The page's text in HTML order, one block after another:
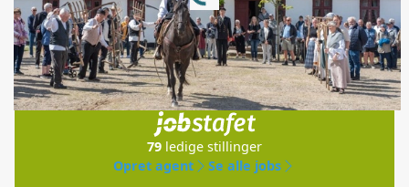
Jobs
i samarbejde med
79 ledige stillinger
Opret agent
Se alle jobs